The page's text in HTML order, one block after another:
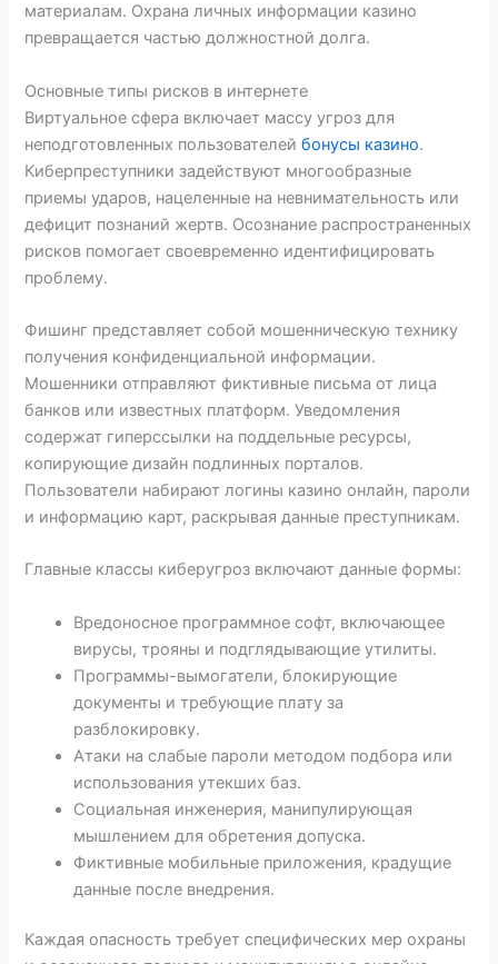
материалам. Охрана личных информации казино
превращается частью должностной долга.
Основные типы рисков в интернете
Виртуальное сфера включает массу угроз для
неподготовленных пользователейбонусы казино.
Киберпреступники задействуют многообразные
приемы ударов, нацеленные на невнимательность или
дефицит познаний жертв. Осознание распространенных
рисков помогает своевременно идентифицировать
проблему.
Фишинг представляет собой мошенническую технику
получения конфиденциальной информации.
Мошенники отправляют фиктивные письма от лица
банков или известных платформ. Уведомления
содержат гиперссылки на поддельные ресурсы,
копирующие дизайн подлинных порталов.
Пользователи набирают логины казино онлайн, пароли
и информацию карт, раскрывая данные преступникам.
Главные классы киберугроз включают данные формы:
Вредоносное программное софт, включающее
вирусы, трояны и подглядывающие утилиты.
Программы-вымогатели, блокирующие
документы и требующие плату за
разблокировку.
Атаки на слабые пароли методом подбора или
использования утекших баз.
Социальная инженерия, манипулирующая
мышлением для обретения допуска.
Фиктивные мобильные приложения, крадущие
данные после внедрения.
Каждая опасность требует специфических мер охраны